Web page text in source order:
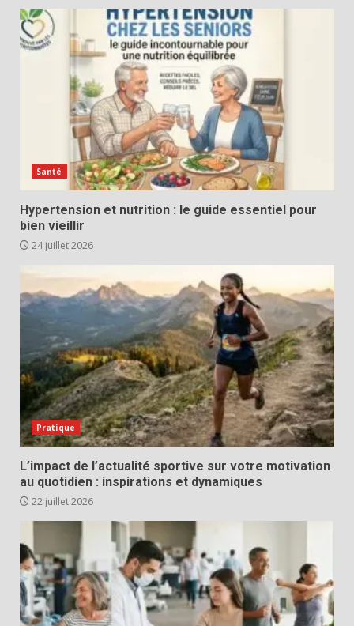
Santé
Hypertension et nutrition : le guide essentiel pour
bien vieillir
24 juillet 2026
Pratique
L’impact de l’actualité sportive sur votre motivation
au quotidien : inspirations et dynamiques
22 juillet 2026